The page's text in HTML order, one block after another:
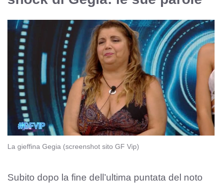
La gieffina Gegia (screenshot sito GF Vip)
Subito dopo la fine dell’ultima puntata del noto